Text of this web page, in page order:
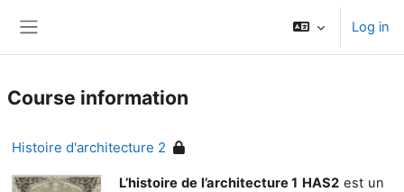
Log in
Course information
Histoire d'architecture 2
L’histoire de l’architecture 1 HAS2 est un